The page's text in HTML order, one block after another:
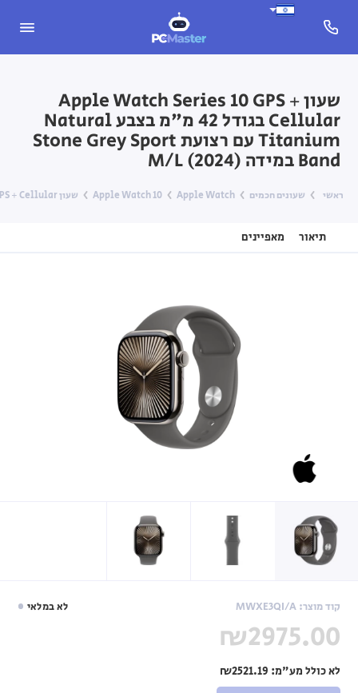
שעון Apple Watch Series 10 GPS +
Cellular בגודל 42 מ"מ בצבע Natural
Titanium עם רצועת Stone Grey Sport
Band במידה M/L (2024)
ראשי שעונים חכמים Apple Watch
Apple Watch 10 שעון Apple Watch Series 10 GPS + Cellular בגודל 42 מ"מ בצבע Natural Titanium עם רצועת Stone Grey Sport Band במידה M/L (2024)
תיאור מאפיינים
לא במלאי קוד מוצר: MWXE3QI/A
₪2975.00
לא כולל מע"מ: